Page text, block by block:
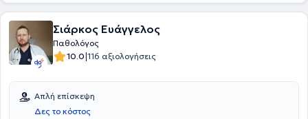
Σιάρκος Ευάγγελος
Παθολόγος
10.0|116 αξιολογήσεις
Απλή επίσκεψη
Δες το κόστος